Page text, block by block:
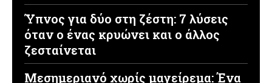
Ύπνος για δύο στη ζέστη: 7 λύσεις
όταν ο ένας κρυώνει και ο άλλος
ζεσταίνεται
Μεσημεριανό χωρίς μαγείρεμα: Ένα